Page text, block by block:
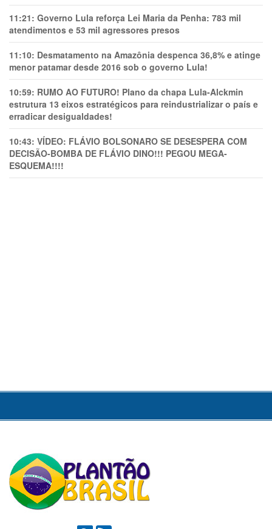
11:21: Governo Lula reforça Lei Maria da Penha: 783 mil
atendimentos e 53 mil agressores presos
11:10: Desmatamento na Amazônia despenca 36,8% e atinge
menor patamar desde 2016 sob o governo Lula!
10:59: RUMO AO FUTURO! Plano da chapa Lula-Alckmin
estrutura 13 eixos estratégicos para reindustrializar o país e
erradicar desigualdades!
10:43: VÍDEO: FLÁVIO BOLSONARO SE DESESPERA COM
DECISÃO-BOMBA DE FLÁVIO DINO!!! PEGOU MEGA-
ESQUEMA!!!!